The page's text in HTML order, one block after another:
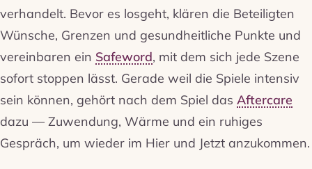
verhandelt. Bevor es losgeht, klären die Beteiligten
Wünsche, Grenzen und gesundheitliche Punkte und
vereinbaren ein Safeword, mit dem sich jede Szene
sofort stoppen lässt. Gerade weil die Spiele intensiv
sein können, gehört nach dem Spiel das Aftercare
dazu — Zuwendung, Wärme und ein ruhiges
Gespräch, um wieder im Hier und Jetzt anzukommen.